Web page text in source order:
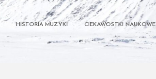
HISTORIA MUZYKI CIEKAWOSTKI NAUKOWE